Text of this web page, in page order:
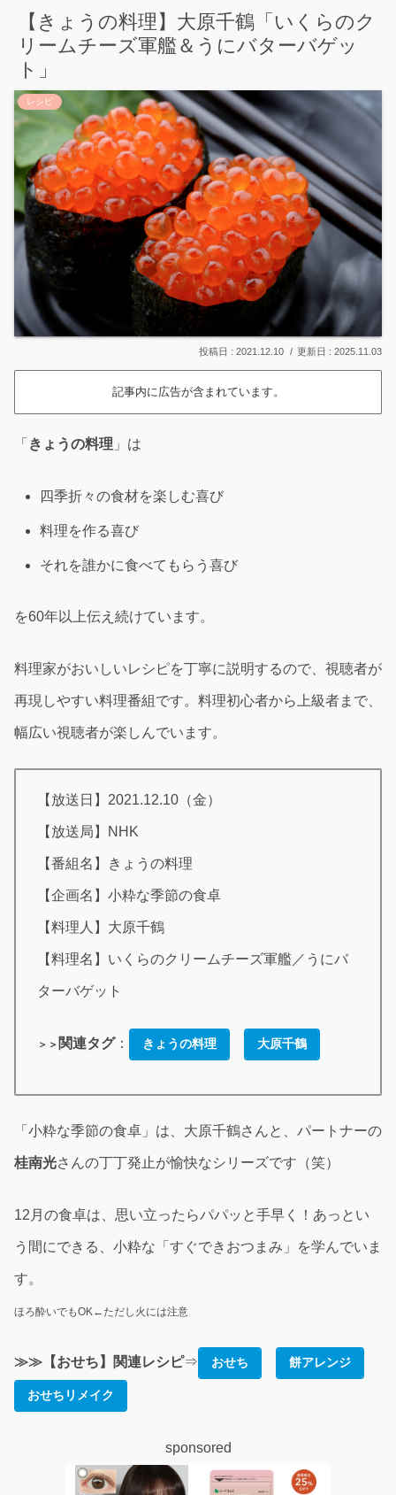
【きょうの料理】大原千鶴「いくらのク
リームチーズ軍艦＆うにバターバゲッ
ト」
レシピ
2021.12.10 2025.11.03
記事内に広告が含まれています。
「 きょうの料理 」は
四季折々の食材を楽しむ喜び
料理を作る喜び
それを誰かに食べてもらう喜び
を60年以上伝え続けています。
料理家がおいしいレシピを丁寧に説明するので、視聴者が
再現しやすい料理番組です。料理初心者から上級者まで、
幅広い視聴者が楽しんでいます。
【放送日】2021.12.10（金）
【放送局】NHK
【番組名】きょうの料理
【企画名】小粋な季節の食卓
【料理人】大原千鶴
【料理名】いくらのクリームチーズ軍艦／うにバ
ターバゲット
＞＞ 関連タグ： きょうの料理 大原千鶴
「小粋な季節の食卓」は、大原千鶴さんと、パートナーの
桂南光さんの丁丁発止が愉快なシリーズです（笑）
12月の食卓は、思い立ったらパパッと手早く！あっとい
う間にできる、小粋な「すぐできおつまみ」を学んでいま
す。
ほろ酔いでもOK←ただし火には注意
≫≫【おせち】関連レシピ⇒ おせち 餅アレンジ
おせちリメイク
sponsored